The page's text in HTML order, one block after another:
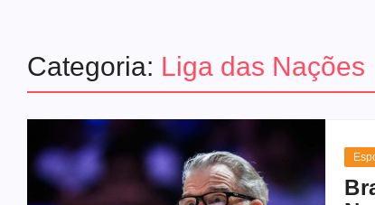
Categoria: Liga das Nações